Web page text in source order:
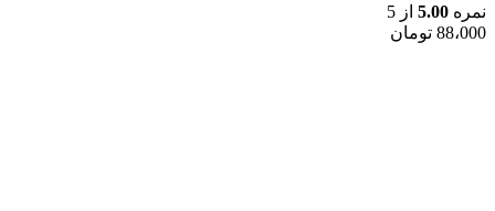
نمره 5.00 از 5
88،000 تومان